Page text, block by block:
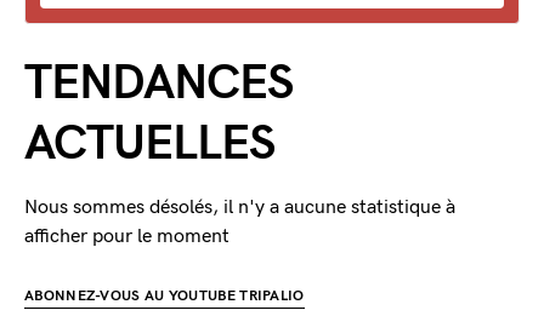
TENDANCES
ACTUELLES
Nous sommes désolés, il n'y a aucune statistique à
afficher pour le moment
ABONNEZ-VOUS AU YOUTUBE TRIPALIO